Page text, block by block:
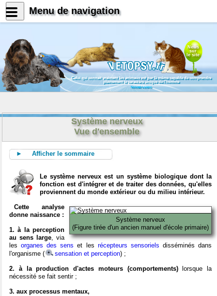
News
sur
le site
Celui qui connait vraiment les animaux est par là même capable de comprendre
pleinement le caractère unique de l'homme
Konrad Lorenz
Système nerveux
Vue d'ensemble
► Afficher le sommaire
Le système nerveux est un système biologique dont la
fonction est d'intégrer et de traiter des données, qu'elles
proviennent du monde extérieur ou du milieu intérieur.
Système nerveux
(Figure tirée d'un ancien manuel d'école primaire)
Cette analyse
donne naissance :
1. à la perception
au sens large, via
lesorganes des sens et les récepteurs sensoriels disséminés dans
l'organisme (
sensation et perception) ;
2. à la production d'actes moteurs (comportements)lorsque la
nécessité se fait sentir ;
3. aux processus mentaux,
Menu de navigation